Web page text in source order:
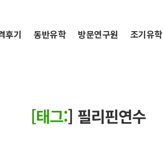
후기 동반유학 방문연구원 조기유학
[태그:] 필리핀연수